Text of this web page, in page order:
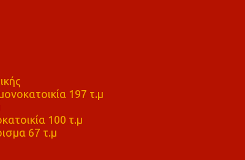
197 τ.μ
100 τ.μ
67 τ.μ